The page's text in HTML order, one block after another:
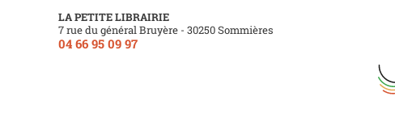
LA PETITE LIBRAIRIE
7 rue du général Bruyère - 30250 Sommières
04 66 95 09 97